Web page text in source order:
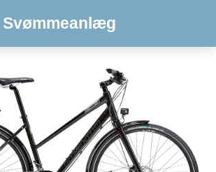
Svømmeanlæg